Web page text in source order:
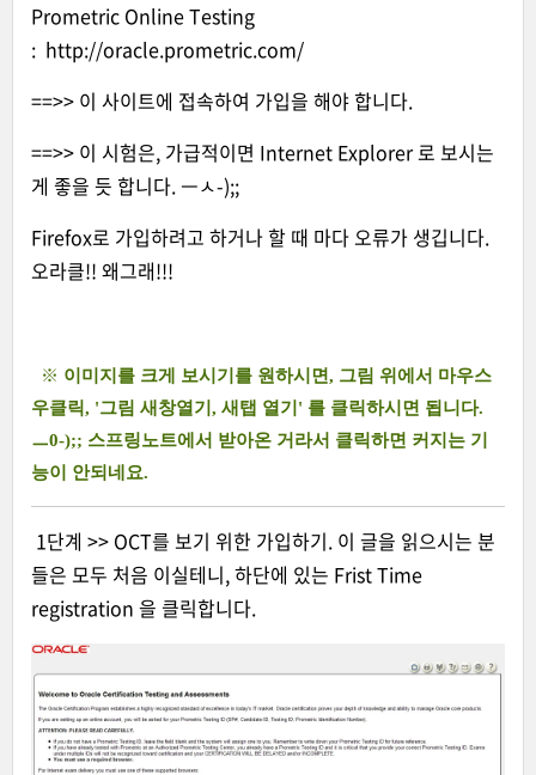
Prometric Online Testing
: http://oracle.prometric.com/
==>> 이 사이트에 접속하여 가입을 해야 합니다.
==>> 이 시험은, 가급적이면 Internet Explorer 로 보시는
게 좋을 듯 합니다. ㅡㅅ-);;
Firefox로 가입하려고 하거나 할 때 마다 오류가 생깁니다.
오라클!! 왜그래!!!
※ 이미지를 크게 보시기를 원하시면, 그림 위에서 마우스
우클릭, '그림 새창열기, 새탭 열기' 를 클릭하시면 됩니다.
ㅡ0-);; 스프링노트에서 받아온 거라서 클릭하면 커지는 기
능이 안되네요.
1단계 >> OCT를 보기 위한 가입하기. 이 글을 읽으시는 분
들은 모두 처음 이실테니, 하단에 있는 Frist Time
registration 을 클릭합니다.